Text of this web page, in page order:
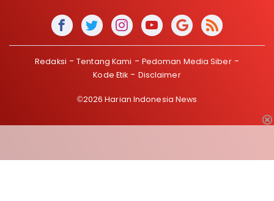
Redaksi Tentang Kami
Pedoman Media Siber
Kode Etik
Disclaimer
©2026 Harian Indonesia News